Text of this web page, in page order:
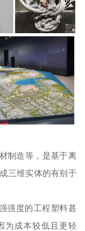
制造等，是基于离
三维实体的有别于
强度的工程塑料甚
为成本较低且更轻